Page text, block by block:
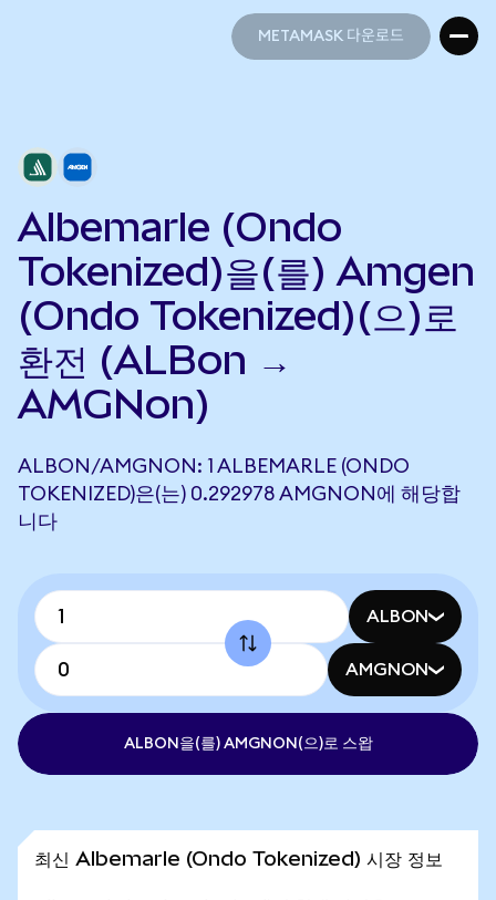
METAMASK 다운로드
Albemarle (Ondo
Tokenized)을(를) Amgen
(Ondo Tokenized)(으)로
환전 (ALBon →
AMGNon)
ALBON/AMGNON: 1 ALBEMARLE (ONDO
TOKENIZED)은(는) 0.292978 AMGNON에 해당합
니다
ALBON
AMGNON
ALBON을(를) AMGNON(으)로 스왑
최신 Albemarle (Ondo Tokenized) 시장 정보